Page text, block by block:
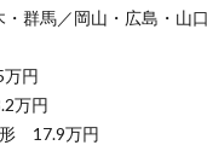
群馬／岡山・広島・山
円
万円
17.9万円